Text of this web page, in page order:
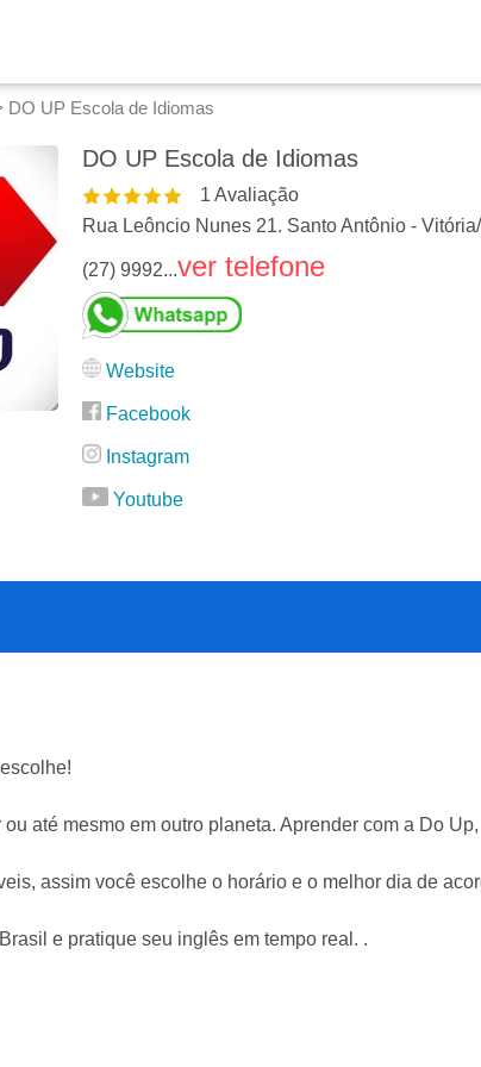
DO UP Escola de Idiomas
DO UP Escola de Idiomas
1 Avaliação
Rua Leôncio Nunes 21. Santo Antônio - Vitória/
(27) 9992...ver telefone
Website
Facebook
Instagram
Youtube
até mesmo em outro planeta. Aprender com a Do
assim você escolhe o horário e o melhor dia de
e pratique seu inglês em tempo real. .